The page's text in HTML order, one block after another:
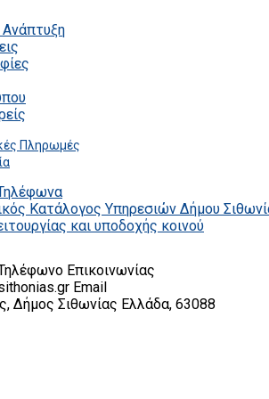
Ανάπτυξη
Πληρωμές
Κατάλογος Υπηρεσιών Δήμου
και υποδοχής κοινού
Επικοινωνίας
Email
Δήμος Σιθωνίας Ελλάδα, 63088